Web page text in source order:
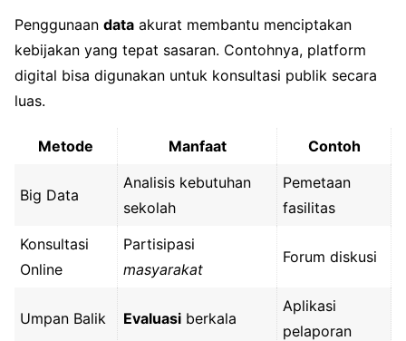
Penggunaan data akurat membantu menciptakan
kebijakan yang tepat sasaran. Contohnya, platform
digital bisa digunakan untuk konsultasi publik secara
luas.
Metode Manfaat Contoh
Big Data
Analisis kebutuhan
sekolah
Pemetaan
fasilitas
Konsultasi
Online
Partisipasi
masyarakat
Forum diskusi
Umpan Balik Evaluasi berkala
Aplikasi
pelaporan